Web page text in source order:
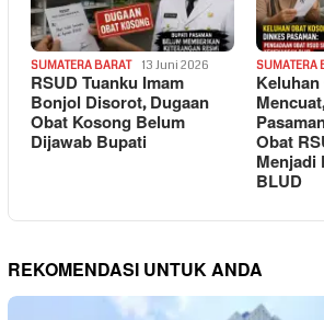
SUMATERA BARAT 13 Juni 2026
RSUD Tuanku Imam
Bonjol Disorot, Dugaan
Obat Kosong Belum
Dijawab Bupati
SUMATERA
Obat
Menjadi
BLUD
REKOMENDASI UNTUK ANDA